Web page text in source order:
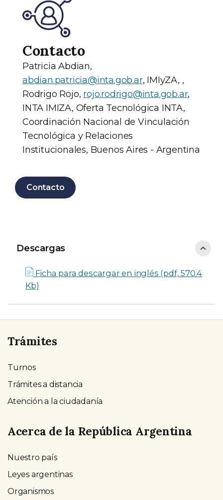
Contacto
Patricia Abdian,
abdian.patricia@inta.gob.ar, IMIyZA, ,
Rodrigo Rojo, rojo.rodrigo@inta.gob.ar,
INTA IMIZA, Oferta Tecnológica INTA,
Coordinación Nacional de Vinculación
Tecnológica y Relaciones
Institucionales, Buenos Aires - Argentina
Contacto
Descargas
Descargas
Ficha para descargar en inglés (pdf, 570.4
Kb)
Trámites
Turnos
Trámites a distancia
Atención a la ciudadanía
Acerca de la República Argentina
Nuestro país
Leyes argentinas
Organismos